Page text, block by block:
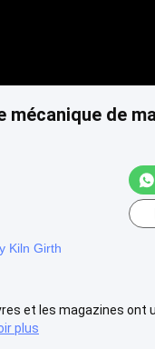
de
Kiln Girth
et les magazines ont
plus